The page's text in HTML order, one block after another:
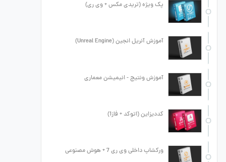
پک ویژه (تریدی مکس + وی ری)
آموزش آنریل انجین (Unreal Engine)
آموزش ونتیج - انیمیشن معماری
کددیزاین (اتوکد + فاز1)
ورکشاپ داخلی وی ری 7 + هوش مصنوعی